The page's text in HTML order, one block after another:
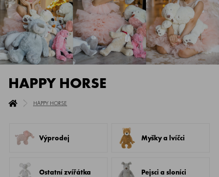
HAPPY HORSE
HAPPY HORSE
Výprodej Myšky a lvíčci
Ostatní zvířátka Pejsci a sloníci